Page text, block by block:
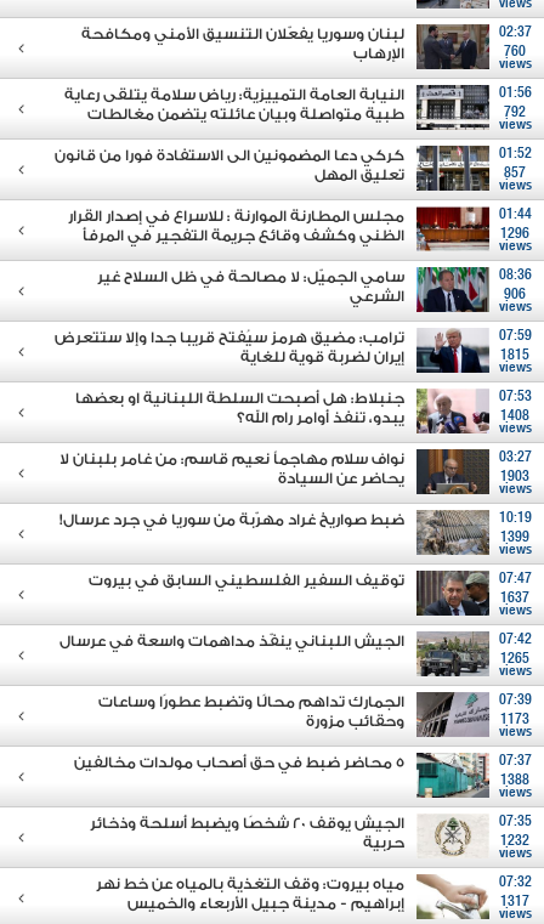
views
02:37
760
views
لبنان وسوريا يفعّلان التنسيق الأمني ومكافحة
الإرهاب
01:56
792
views
النيابة العامة التمييزية: رياض سلامة يتلقى رعاية
طبية متواصلة وبيان عائلته يتضمن مغالطات
01:52
857
views
كركي دعا المضمونين الى الاستفادة فورا من قانون
تعليق المهل
01:44
1296
views
مجلس المطارنة الموارنة : للاسراع في إصدار القرار
الظني وكشف وقائع جريمة التفجير في المرفأ
08:36
906
views
سامي الجميّل: لا مصالحة في ظل السلاح غير
الشرعي
07:59
1815
views
ترامب: مضيق هرمز سيُفتح قريبا جدا وإلا ستتعرض
إيران لضربة قوية للغاية
07:53
1408
views
جنبلاط: هل أصبحت السلطة اللبنانية او بعضها
يبدو، تنفذ أوامر رام الله؟
03:27
1903
views
نواف سلام مهاجماً نعيم قاسم: من غامر بلبنان لا
يحاضر عن السيادة
10:19
1399
views
ضبط صواريخ غراد مهرّبة من سوريا في جرد عرسال!
07:47
1637
views
توقيف السفير الفلسطيني السابق في بيروت
07:42
1265
views
الجيش اللبناني ينفّذ مداهمات واسعة في عرسال
07:39
1173
views
الجمارك تداهم محالًا وتضبط عطورًا وساعات
وحقائب مزورة
07:37
1388
views
5 محاضر ضبط في حق أصحاب مولدات مخالفين
07:35
1232
views
الجيش يوقف 20 شخصًا ويضبط أسلحة وذخائر
حربية
07:32
1317
views
مياه بيروت: وقف التغذية بالمياه عن خط نهر
إبراهيم - مدينة جبيل الأربعاء والخميس